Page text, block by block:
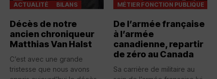
ACTUALITÉ BILANS
Décès de notre
ancien chroniqueur
Matthias Van Halst
C’est avec une grande
tristesse que nous avons
MÉTIER FONCTION PUBLIQUE
De l’armée française
à l’armée
canadienne, repartir
de zéro au Canada
Sa carrière de militaire au